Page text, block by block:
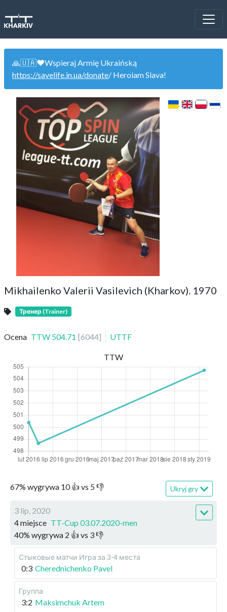
🙏🇺🇦❤️Wspieraj Armię Ukraińską
https://savelife.in.ua/donate/ Heroiam Slava!
Mikhailenko Valerii Vasilevich (Kharkov). 1970
Тренер (Trainer)
Ocena TTW 504.71 [6044] UTTF
67% wygrywa 10👍 vs 5👎 Ukryj gry
3 lip, 2020
4 miejsce TT-Cup 03.07.2020-men
40% wygrywa 2 👍 vs 3👎
Стыковые матчи Игра за 3-4 места
0:3 Cherednichenko Pavel
Группа
3:2 Maksimchuk Artem
TTW